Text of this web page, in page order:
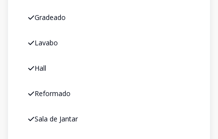
Gradeado
Lavabo
Hall
Reformado
Sala de Jantar